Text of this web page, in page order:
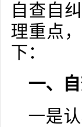
自查自
理重点
下：
一、
一是